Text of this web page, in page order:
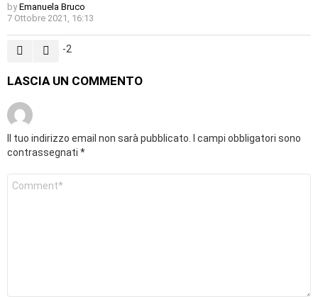
by Emanuela Bruco
7 Ottobre 2021, 16:13
-2
LASCIA UN COMMENTO
Il tuo indirizzo email non sarà pubblicato. I campi obbligatori sono
contrassegnati *